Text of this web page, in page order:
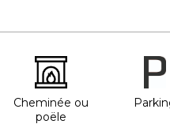
Cheminée ou
poële